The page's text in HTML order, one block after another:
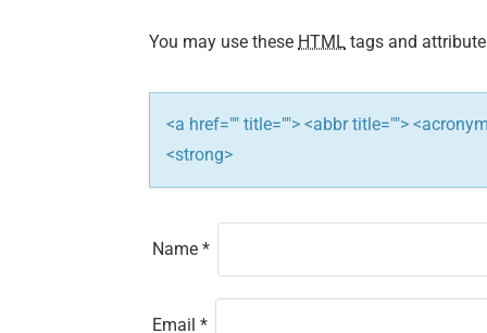
t
i
o
n
You may use these HTML tags and
<a href="" title=""> <abbr title="">
<strong>
Name *
Email *